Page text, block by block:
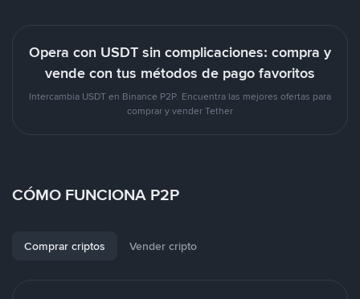
Opera con USDT sin complicaciones: compra y
vende con tus métodos de pago favoritos
Intercambia USDT en Binance P2P. Encuentra las mejores ofertas para
comprar y vender Tether
CÓMO FUNCIONA P2P
Comprar criptos Vender cripto